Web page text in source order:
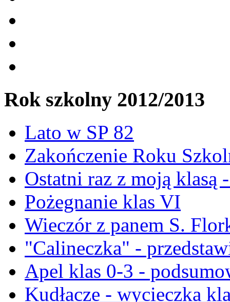
Rok szkolny 2012/2013
Lato w SP 82
Zakończenie Roku
Ostatni raz z moją
Pożegnanie klas VI
Wieczór z panem S.
"Calineczka" -
Apel klas 0-3 -
Kudłacze - wycieczka